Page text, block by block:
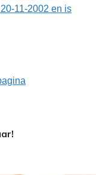
11-2002 en is